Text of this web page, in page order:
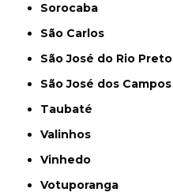
Sorocaba
São Carlos
São José do Rio Preto
São José dos Campos
Taubaté
Valinhos
Vinhedo
Votuporanga